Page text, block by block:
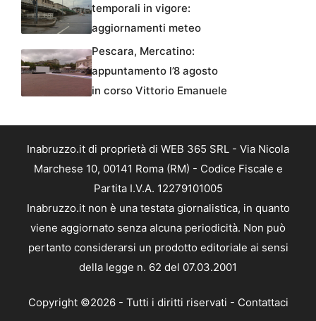
temporali in vigore:
aggiornamenti meteo
Pescara, Mercatino:
appuntamento l’8 agosto
in corso Vittorio Emanuele
Inabruzzo.it di proprietà di WEB 365 SRL - Via Nicola
Marchese 10, 00141 Roma (RM) - Codice Fiscale e
Partita I.V.A. 12279101005
Inabruzzo.it non è una testata giornalistica, in quanto
viene aggiornato senza alcuna periodicità. Non può
pertanto considerarsi un prodotto editoriale ai sensi
della legge n. 62 del 07.03.2001
Copyright ©2026 - Tutti i diritti riservati - Contattaci